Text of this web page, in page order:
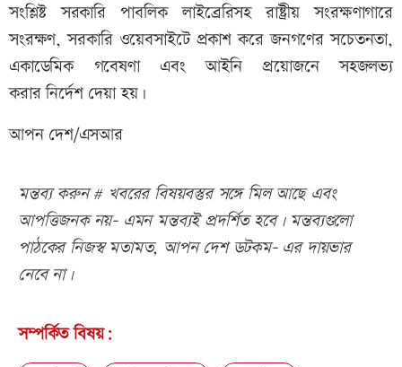
সংশ্লিষ্ট সরকারি পাবলিক লাইব্রেরিসহ রাষ্ট্রীয় সংরক্ষণাগারে
সংরক্ষণ, সরকারি ওয়েবসাইটে প্রকাশ করে জনগণের সচেতনতা,
একাডেমিক গবেষণা এবং আইনি প্রয়োজনে সহজলভ্য
করার নির্দেশ দেয়া হয়।
আপন দেশ/এসআর
মন্তব্য করুন # খবরের বিষয়বস্তুর সঙ্গে মিল আছে এবং
আপত্তিজনক নয়- এমন মন্তব্যই প্রদর্শিত হবে। মন্তব্যগুলো
পাঠকের নিজস্ব মতামত, আপন দেশ ডটকম- এর দায়ভার
নেবে না।
সম্পর্কিত বিষয়: